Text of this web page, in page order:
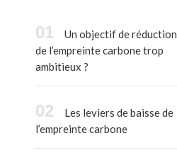
Un objectif de réduction
de l’empreinte carbone trop
ambitieux ?
Les leviers de baisse de
l’empreinte carbone